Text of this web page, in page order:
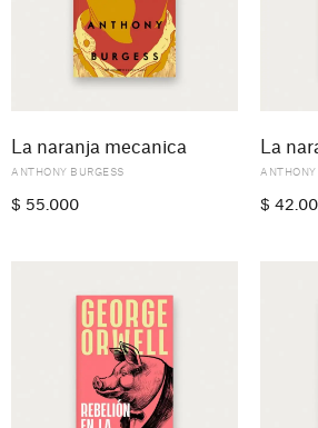
La naranja mecanica
ANTHONY BURGESS
$ 55.000
La
ANTHONY
$